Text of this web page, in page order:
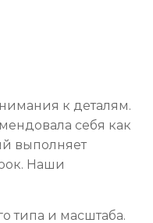
к деталям.
себя как
выполняет
Наши
типа и масштаба.